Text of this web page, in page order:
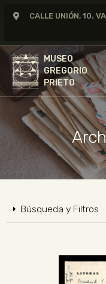
CALLE UNIÓN, 10.
MUSEO
GREGORIO
PRIETO
MUSEO
ARCHIVO
NOTICIAS
Búsqueda y Filtros